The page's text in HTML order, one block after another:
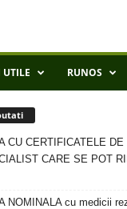
RUNOS
CU CERTIFICATELE
CARE SE POT
NOMINALA cu medicii